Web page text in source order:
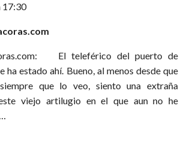
17:30
El teleférico del puerto de
ha estado ahí. Bueno, al menos desde que
que lo veo, siento una extraña
viejo artilugio en el que aun no he